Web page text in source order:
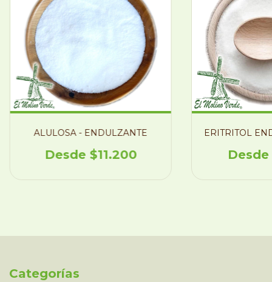
ALULOSA - ENDULZANTE
$11.200
ERITRITOL
Categorías